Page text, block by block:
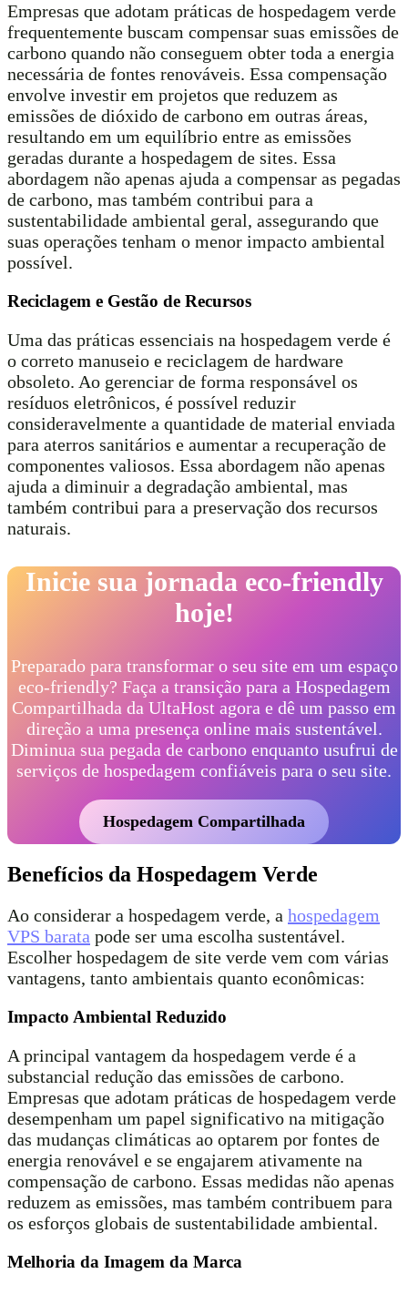
Empresas que adotam práticas de hospedagem verde
frequentemente buscam compensar suas emissões de
carbono quando não conseguem obter toda a energia
necessária de fontes renováveis. Essa compensação
envolve investir em projetos que reduzem as
emissões de dióxido de carbono em outras áreas,
resultando em um equilíbrio entre as emissões
geradas durante a hospedagem de sites. Essa
abordagem não apenas ajuda a compensar as pegadas
de carbono, mas também contribui para a
sustentabilidade ambiental geral, assegurando que
suas operações tenham o menor impacto ambiental
possível.
Reciclagem e Gestão de Recursos
Uma das práticas essenciais na hospedagem verde é
o correto manuseio e reciclagem de hardware
obsoleto. Ao gerenciar de forma responsável os
resíduos eletrônicos, é possível reduzir
consideravelmente a quantidade de material enviada
para aterros sanitários e aumentar a recuperação de
componentes valiosos. Essa abordagem não apenas
ajuda a diminuir a degradação ambiental, mas
também contribui para a preservação dos recursos
naturais.
Inicie sua jornada eco-friendly
hoje!
Preparado para transformar o seu site em um espaço
eco-friendly? Faça a transição para a Hospedagem
Compartilhada da UltaHost agora e dê um passo em
direção a uma presença online mais sustentável.
Diminua sua pegada de carbono enquanto usufrui de
serviços de hospedagem confiáveis para o seu site.
Hospedagem Compartilhada
Benefícios da Hospedagem Verde
Ao considerar a hospedagem verde, a hospedagem
VPS barata pode ser uma escolha sustentável.
Escolher hospedagem de site verde vem com várias
vantagens, tanto ambientais quanto econômicas:
Impacto Ambiental Reduzido
A principal vantagem da hospedagem verde é a
substancial redução das emissões de carbono.
Empresas que adotam práticas de hospedagem verde
desempenham um papel significativo na mitigação
das mudanças climáticas ao optarem por fontes de
energia renovável e se engajarem ativamente na
compensação de carbono. Essas medidas não apenas
reduzem as emissões, mas também contribuem para
os esforços globais de sustentabilidade ambiental.
Melhoria da Imagem da Marca